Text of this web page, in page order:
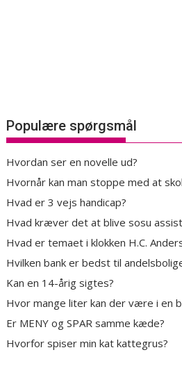
Populære spørgsmål
Hvordan ser en novelle ud?
Hvornår kan man stoppe med at
Hvad er 3 vejs handicap?
Hvad kræver det at blive sosu
Hvad er temaet i klokken H.C.
Hvilken bank er bedst til
Kan en 14-årig sigtes?
Hvor mange liter kan der være i en
Er MENY og SPAR samme kæde?
Hvorfor spiser min kat kattegrus?